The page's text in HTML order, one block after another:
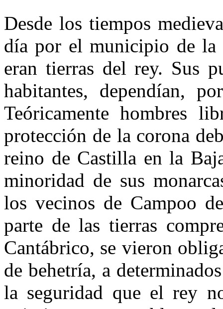
Desde los tiempos
día por el municipio de la
eran tierras del rey. Sus
habitantes, dependían,
Teóricamente hombres
protección de la corona
reino de Castilla en la
minoridad de sus
los vecinos de Campoo
parte de las tierras
Cantábrico, se vieron
de behetría, a
la seguridad que el rey